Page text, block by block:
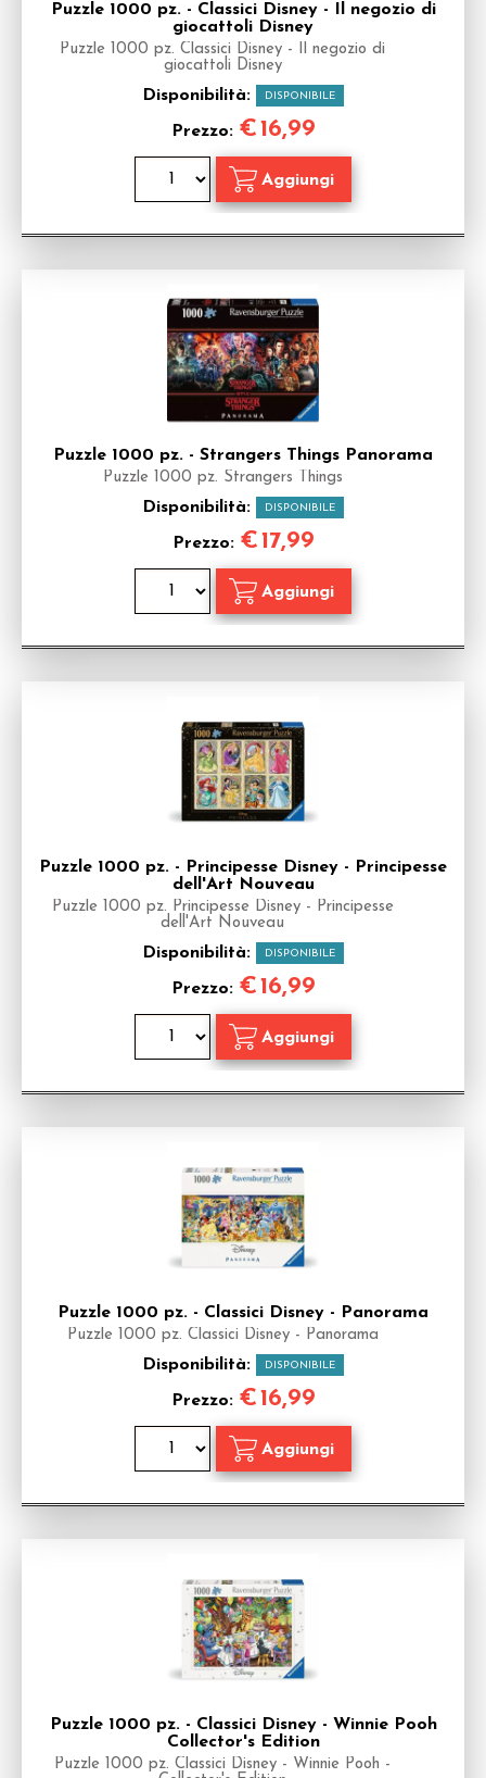
Puzzle 1000 pz. - Classici Disney - Il negozio di
giocattoli Disney
Puzzle 1000 pz. Classici Disney - Il negozio di
giocattoli Disney
Disponibilità: DISPONIBILE
Prezzo: €16,99
Puzzle 1000 pz. - Strangers Things Panorama
Puzzle 1000 pz. Strangers Things
Disponibilità: DISPONIBILE
Prezzo: €17,99
Puzzle 1000 pz. - Principesse Disney - Principesse
dell'Art Nouveau
Puzzle 1000 pz. Principesse Disney - Principesse
dell'Art Nouveau
Disponibilità: DISPONIBILE
Prezzo: €16,99
Puzzle 1000 pz. - Classici Disney - Panorama
Puzzle 1000 pz. Classici Disney - Panorama
Disponibilità: DISPONIBILE
Prezzo: €16,99
Puzzle 1000 pz. - Classici Disney - Winnie Pooh
Collector's Edition
Puzzle 1000 pz. Classici Disney - Winnie Pooh -